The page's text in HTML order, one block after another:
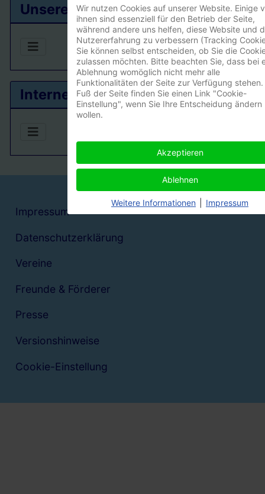
Unsere Ortsgruppe
Interner Bereich
Impressum
Datenschutzerklärung
Vereine
Freunde & Förderer
Presse
Versionshinweise
Cookie-Einstellung
Wir nutzen Cookies auf unserer Website. Einige
ihnen sind essenziell für den Betrieb der Seite,
während andere uns helfen, diese Website und
Nutzererfahrung zu verbessern (Tracking
Sie können selbst entscheiden, ob Sie die
zulassen möchten. Bitte beachten Sie, dass bei
Ablehnung womöglich nicht mehr alle
Funktionalitäten der Seite zur Verfügung stehen.
Fuß der Seite finden Sie einen Link "Cookie-
Einstellung", wenn Sie Ihre Entscheidung ändern
wollen.
Akzeptieren
Ablehnen
Weitere Informationen Impressum